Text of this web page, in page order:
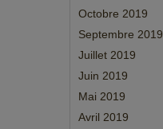
Octobre 2019
Septembre 2019
Juillet 2019
Juin 2019
Mai 2019
Avril 2019